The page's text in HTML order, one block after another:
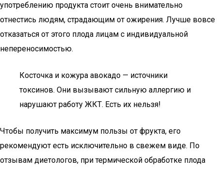
употреблению продукта стоит очень внимательно
отнестись людям, страдающим от ожирения. Лучше вовсе
отказаться от этого плода лицам с индивидуальной
непереносимостью.
Косточка и кожура авокадо — источники
токсинов. Они вызывают сильную аллергию и
нарушают работу ЖКТ. Есть их нельзя!
Чтобы получить максимум пользы от фрукта, его
рекомендуют есть исключительно в свежем виде. По
отзывам диетологов, при термической обработке плода